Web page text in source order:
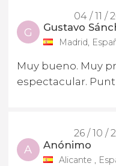
04 / 11 /
G Gustavo
Madrid,
Muy bueno. Muy
espectacular.
26 / 10 /
A Anónimo
Alicante ,